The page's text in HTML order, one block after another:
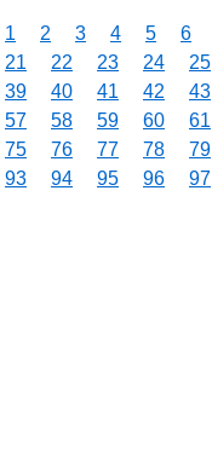
1 2 3 4 5 6
21
22 23 24 25
39
40 41 42 43
57
58 59 60 61
75
76 77 78 79
93
94 95 96 97